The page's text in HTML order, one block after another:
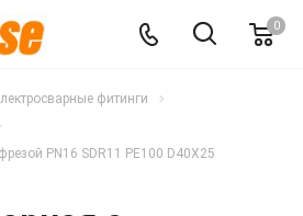
0
фитинги
PN16 SDR11 PE100 D40X25